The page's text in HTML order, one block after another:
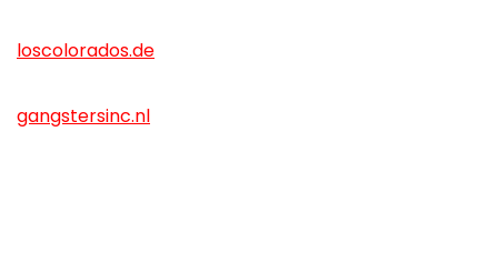
loscolorados.de
gangstersinc.nl